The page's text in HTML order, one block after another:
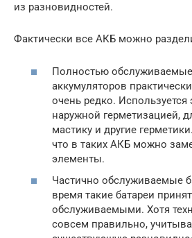
из разновидностей.
Фактически все АКБ можно
Полностью
аккумуляторов
очень редко.
наружной герметизацией,
мастику и другие
что в таких АКБ можно
элементы.
Частично обслуживаемые
время такие батареи
обслуживаемыми. Хотя
совсем правильно,